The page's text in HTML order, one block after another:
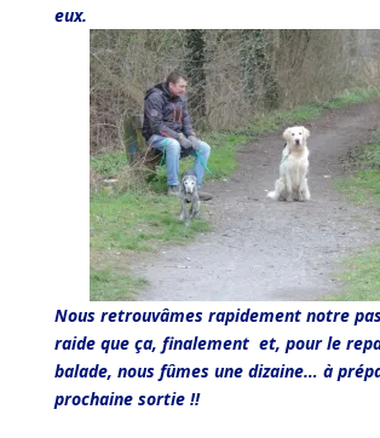
eux.
Nous retrouvâmes rapidement notre
raide que ça, finalement et, pour le
balade, nous fûmes une dizaine… à
prochaine sortie !!